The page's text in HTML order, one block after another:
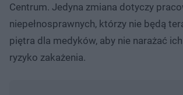
Centrum. Jedyna zmiana dotyczy
niepełnosprawnych, którzy nie będą
piętra dla medyków, aby nie narażać
ryzyko zakażenia.